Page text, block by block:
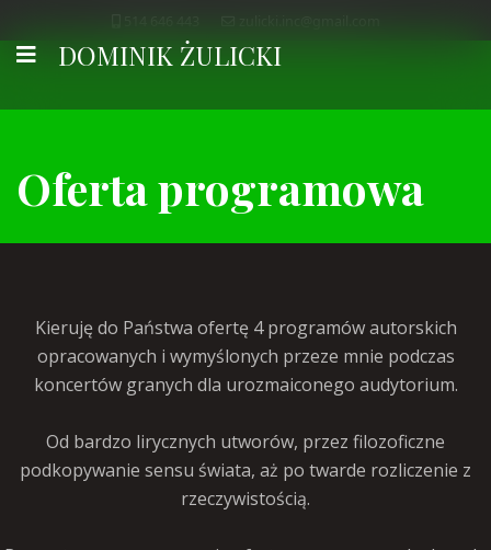
DOMINIK ŻULICKI
Oferta programowa
Kieruję do Państwa ofertę 4 programów autorskich
opracowanych i wymyślonych przeze mnie podczas
koncertów granych dla urozmaiconego audytorium.
Od bardzo lirycznych utworów, przez filozoficzne
podkopywanie sensu świata, aż po twarde rozliczenie z
rzeczywistością.